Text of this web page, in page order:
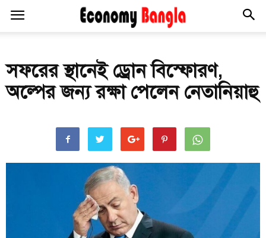
সফরের স্থানেই ড্রোন বিস্ফোরণ,
অল্পের জন্য রক্ষা পেলেন নেতানিয়াহু